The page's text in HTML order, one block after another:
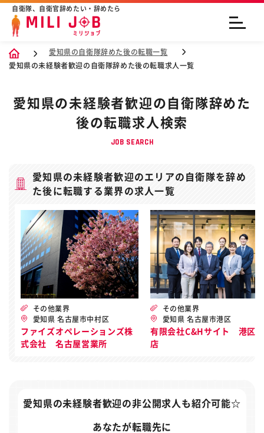
自衛隊、自衛官辞めたい・辞めたら
愛知県の自衛隊辞めた後の転職一覧
愛知県の未経験者歓迎の自衛隊辞めた後の転職求人一覧
愛知県の未経験者歓迎の自衛隊辞めた
後の転職求人検索
JOB SEARCH
愛知県の未経験者歓迎のエリアの自衛隊を辞め
た後に転職する業界の求人一覧
その他業界
愛知県 名古屋市中村区
ファイズオペレーションズ株
式会社 名古屋営業所
その他業界
愛知県 名古屋市港区
有限会社C&Hサイト 港区支
店
愛知県の未経験者歓迎の非公開求人 も紹介可能☆
あなたが転職先に